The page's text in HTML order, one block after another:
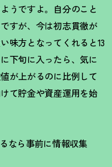
うですよ。自分のこと
すが、今は初志貫徹が
味方となってくれると13
下旬に入ったら、気に
が上がるのに比例して
て貯金や資産運用を始
なら事前に情報収集